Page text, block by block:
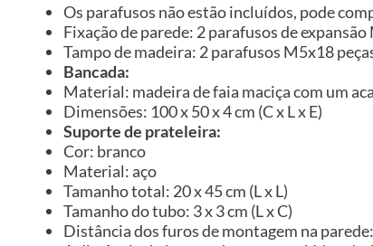
Os parafusos não estão incluídos, pode
Fixação de parede: 2 parafusos de
Tampo de madeira: 2 parafusos M5x18
Bancada:
Material: madeira de faia maciça com um
Dimensões: 100 x 50 x 4 cm (C x L x E)
Suporte de prateleira:
Cor: branco
Material: aço
Tamanho total: 20 x 45 cm (L x L)
Tamanho do tubo: 3 x 3 cm (L x C)
Distância dos furos de montagem na